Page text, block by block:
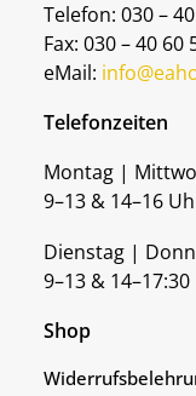
Telefon: 030 –
Fax: 030 – 40 60
eMail:
Telefonzeiten
Montag |
9–13 & 14–16
Dienstag |
9–13 &
Shop